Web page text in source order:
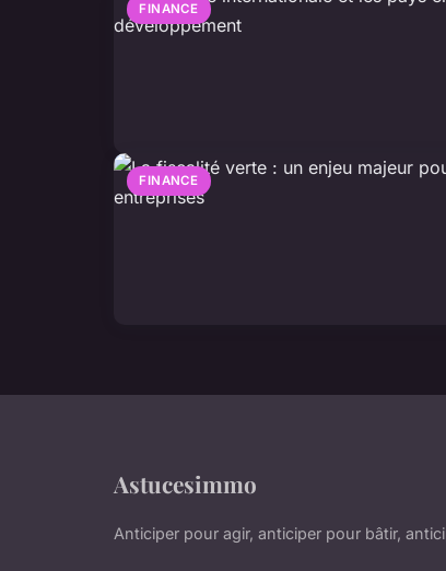
FINANCE
FINANCE
Astucesimmo
Anticiper pour agir, anticiper pour bâtir,